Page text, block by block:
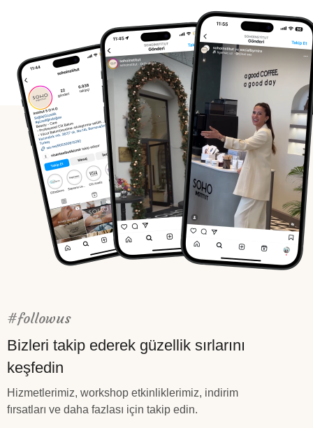
#followus
Bizleri takip ederek güzellik sırlarını
keşfedin
Hizmetlerimiz, workshop etkinliklerimiz, indirim
fırsatları ve daha fazlası için takip edin.